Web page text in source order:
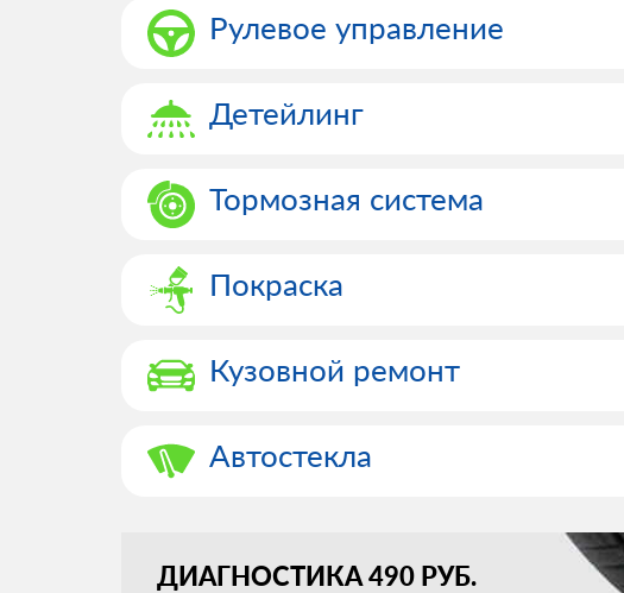
Рулевое управление
Детейлинг
Тормозная система
Покраска
Кузовной ремонт
Автостекла
ДИАГНОСТИКА 490 РУБ.